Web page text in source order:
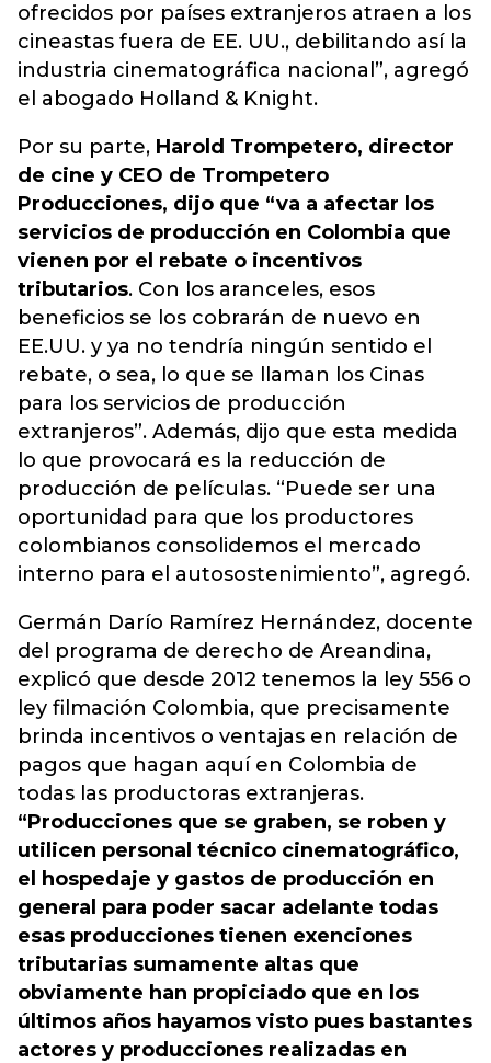
ofrecidos por países extranjeros atraen a los
cineastas fuera de EE. UU., debilitando así la
industria cinematográfica nacional”, agregó
el abogado Holland & Knight.
Por su parte, Harold Trompetero, director
de cine y CEO de Trompetero
Producciones, dijo que “va a afectar los
servicios de producción en Colombia que
vienen por el rebate o incentivos
tributarios. Con los aranceles, esos
beneficios se los cobrarán de nuevo en
EE.UU. y ya no tendría ningún sentido el
rebate, o sea, lo que se llaman los Cinas
para los servicios de producción
extranjeros”. Además, dijo que esta medida
lo que provocará es la reducción de
producción de películas. “Puede ser una
oportunidad para que los productores
colombianos consolidemos el mercado
interno para el autosostenimiento”, agregó.
Germán Darío Ramírez Hernández, docente
del programa de derecho de Areandina,
explicó que desde 2012 tenemos la ley 556 o
ley filmación Colombia, que precisamente
brinda incentivos o ventajas en relación de
pagos que hagan aquí en Colombia de
todas las productoras extranjeras.
“Producciones que se graben, se roben y
utilicen personal técnico cinematográfico,
el hospedaje y gastos de producción en
general para poder sacar adelante todas
esas producciones tienen exenciones
tributarias sumamente altas que
obviamente han propiciado que en los
últimos años hayamos visto pues bastantes
actores y producciones realizadas en